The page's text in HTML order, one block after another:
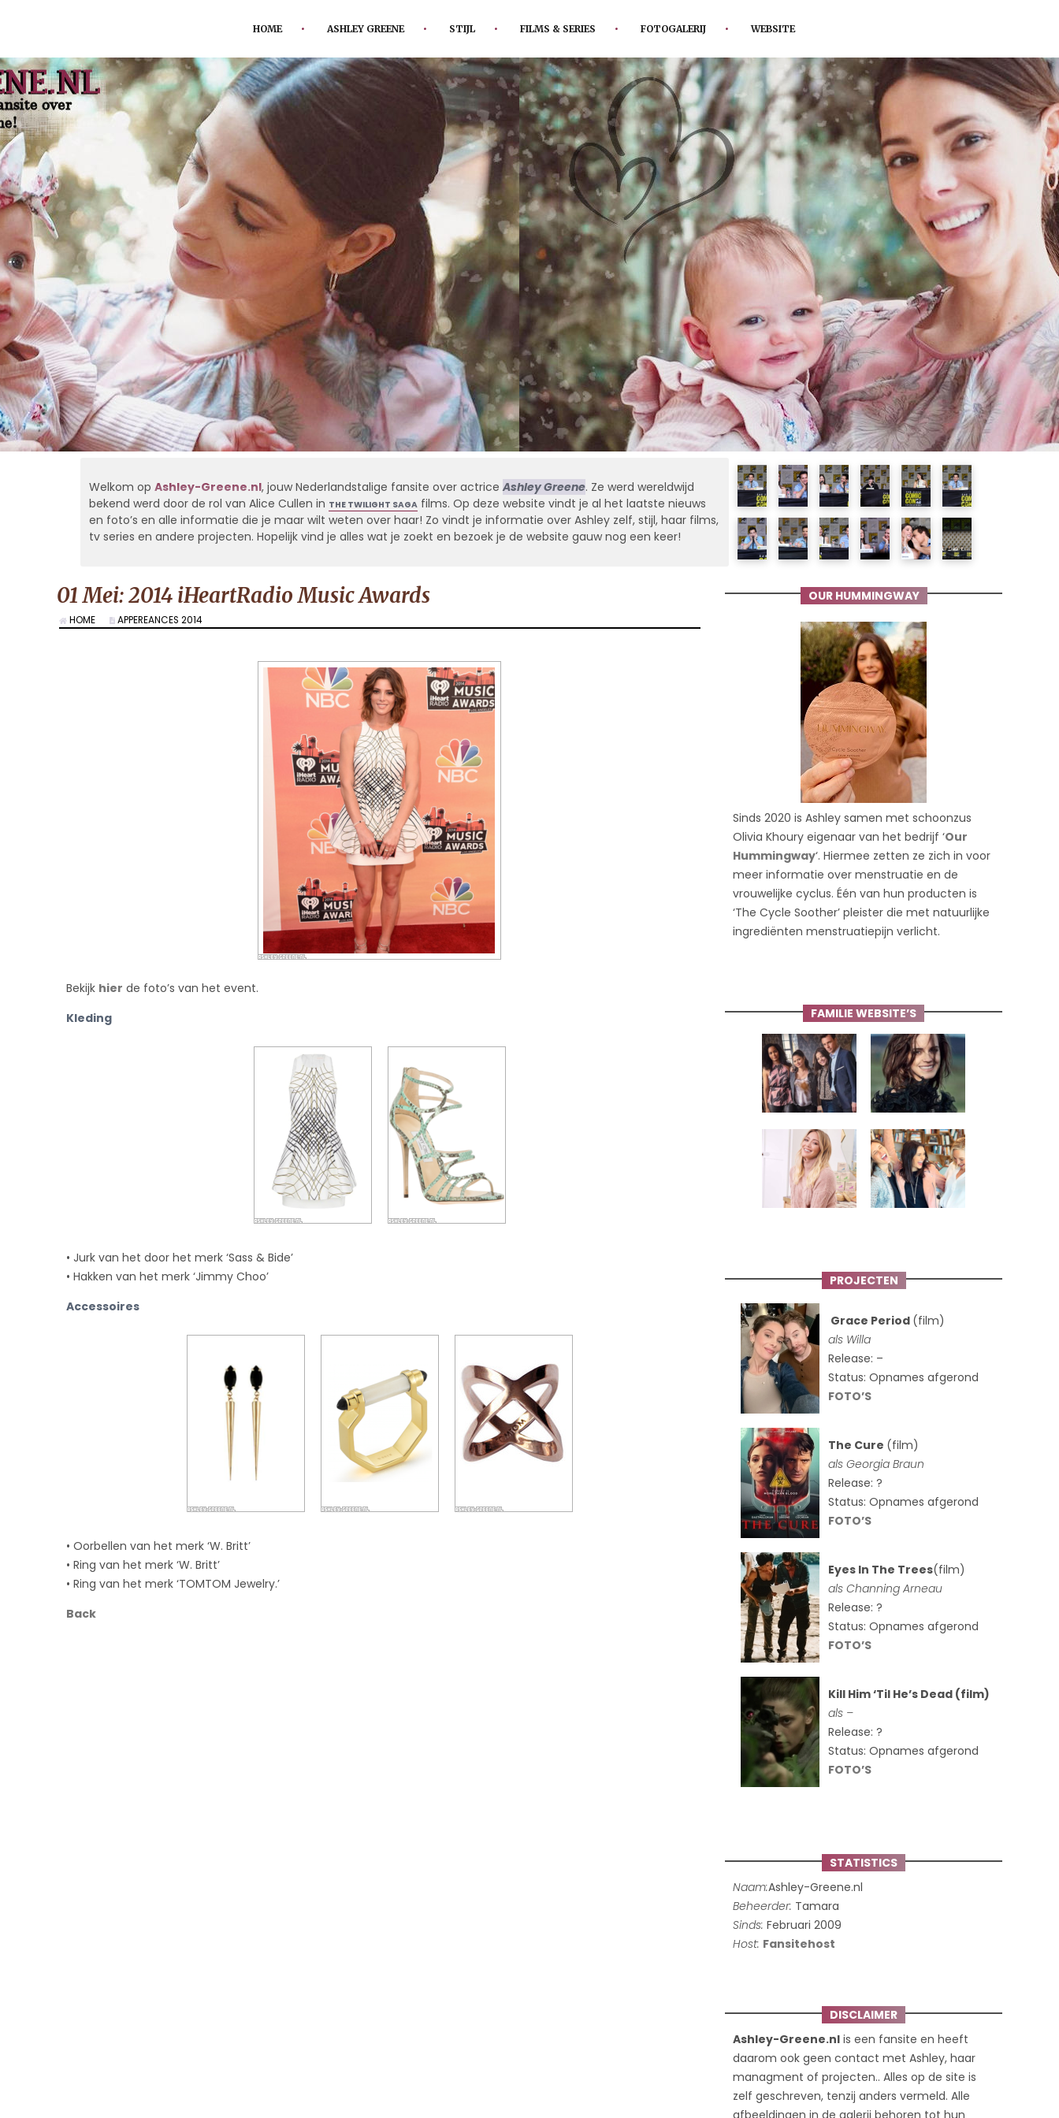
HOME ASHLEY GREENE STIJL FILMS & SERIES FOTOGALERIJ WEBSITE
Welkom op Ashley-Greene.nl, jouw Nederlandstalige fansite over actriceAshley Greene. Ze werd wereldwijd
bekend werd door de rol van Alice Cullen in THE TWILIGHT SAGAfilms. Op deze website vindt je al het laatste nieuws
en foto’s en alle informatie die je maar wilt weten over haar! Zo vindt je informatie over Ashley zelf, stijl, haar films,
tv series en andere projecten. Hopelijk vind je alles wat je zoekt en bezoek je de website gauw nog een keer!
OUR HUMMINGWAY
Sinds 2020 is Ashley samen met schoonzus
Olivia Khoury eigenaar van het bedrijf ‘Our
Hummingway‘. Hiermee zetten ze zich in voor
meer informatie over menstruatie en de
vrouwelijke cyclus. Één van hun producten is
‘The Cycle Soother’ pleister die met natuurlijke
ingrediënten menstruatiepijn verlicht.
FAMILIE WEBSITE’S
PROJECTEN
Grace Period (film)
als Willa
Release: –
Status: Opnames afgerond
FOTO’S
The Cure (film)
alsGeorgia Braun
Release: ?
Status: Opnames afgerond
FOTO’S
Eyes In The Trees(film)
als Channing Arneau
Release: ?
Status: Opnames afgerond
FOTO’S
Kill Him ‘Til He’s Dead (film)
als –
Release: ?
Status: Opnames afgerond
FOTO’S
STATISTICS
Naam:Ashley-Greene.nl
Beheerder: Tamara
Sinds: Februari 2009
Host: Fansitehost
DISCLAIMER
Ashley-Greene.nl is een fansite en heeft
daarom ook geen contact met Ashley, haar
managment of projecten.. Alles op de site is
zelf geschreven, tenzij anders vermeld. Alle
afbeeldingen in de galerij behoren tot hun
01 Mei: 2014 iHeartRadio Music Awards
HOME APPEREANCES 2014
Bekijk hier de foto’s van het event.
Kleding
• Jurk van het door het merk ‘Sass & Bide’
• Hakken van het merk ‘Jimmy Choo’
Accessoires
• Oorbellen van het merk ‘W. Britt’
• Ring van het merk ‘W. Britt’
• Ring van het merk ‘TOMTOM Jewelry.’
Back